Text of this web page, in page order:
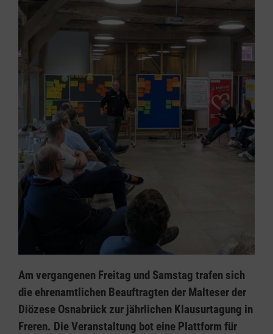
Am vergangenen Freitag und Samstag trafen sich
die ehrenamtlichen Beauftragten der Malteser der
Diözese Osnabrück zur jährlichen Klausurtagung in
Freren. Die Veranstaltung bot eine Plattform für